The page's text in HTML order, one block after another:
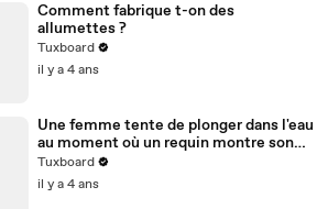
Comment fabrique t-on des
allumettes ?
Tuxboard
il y a 4 ans
Une femme tente de plonger dans l'eau
au moment où un requin montre son
nez
Tuxboard
il y a 4 ans